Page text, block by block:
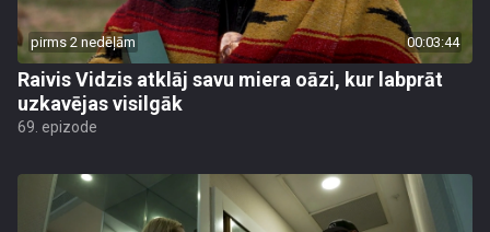
pirms 2 nedēļām 00:03:44
Raivis Vidzis atklāj savu miera oāzi, kur labprāt
uzkavējas visilgāk
69. epizode